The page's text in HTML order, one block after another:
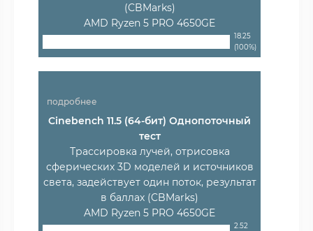
(CBMarks)
AMD Ryzen 5 PRO 4650GE
18.25
(100%)
подробнее
Cinebench 11.5 (64-бит) Однопоточный
тест
Трассировка лучей, отрисовка
сферических 3D моделей и источников
света, задействует один поток, результат
в баллах (CBMarks)
AMD Ryzen 5 PRO 4650GE
2.52